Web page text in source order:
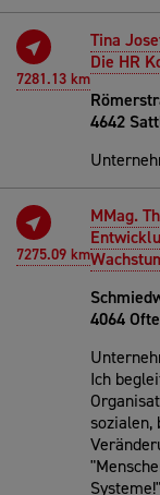
7281.13 km
Tina
Die HR
4642
7275.09 km
MMag.
4064
Ich
sozialen,
Systeme!"